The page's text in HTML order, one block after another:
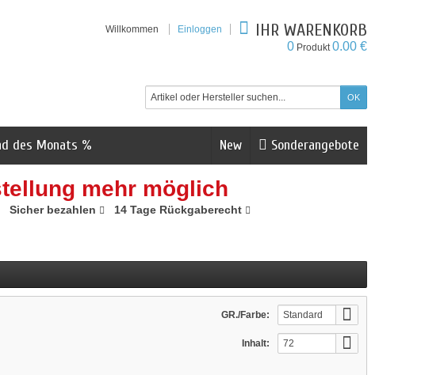
Willkommen Einloggen IHR WARENKORB
0 Produkt0.00 €
Sonderangebote
New
des Monats %
mehr möglich
Sicher bezahlen 14 Tage Rückgaberecht
GR./Farbe: Standard
Inhalt:
72